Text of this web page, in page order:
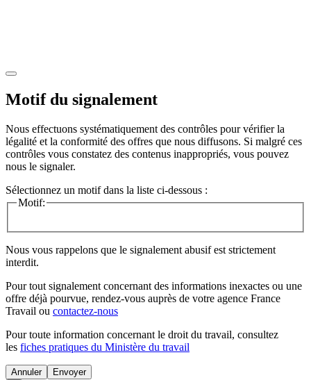
Motif du signalement
Nous effectuons systématiquement des contrôles pour vérifier la
légalité et la conformité des offres que nous diffusons. Si malgré ces
contrôles vous constatez des contenus inappropriés, vous pouvez
nous le signaler.
Sélectionnez un motif dans la liste ci-dessous :
Motif:
Nous vous rappelons que le signalement abusif est strictement
interdit.
Pour tout signalement concernant des informations inexactes ou une
offre déjà pourvue, rendez-vous auprès de votre agence France
Travail ou contactez-nous
Pour toute information concernant le droit du travail, consultez
les fiches pratiques du Ministère du travail
Annuler